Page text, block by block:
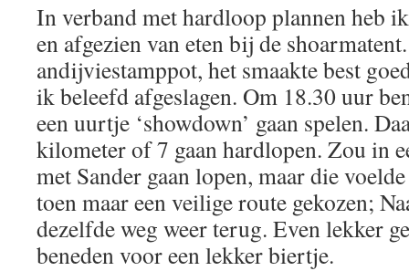
In verband met hardloop plannen heb
en afgezien van eten bij de
andijviestamppot, het smaakte best
ik beleefd afgeslagen. Om 18.30 uur
een uurtje ‘showdown’ gaan spelen.
kilometer of 7 gaan hardlopen. Zou in
met Sander gaan lopen, maar die
toen maar een veilige route gekozen;
dezelfde weg weer terug. Even lekker
beneden voor een lekker biertje.